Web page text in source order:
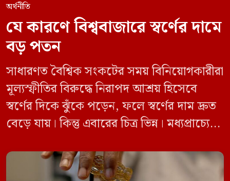
অর্থনীতি
যে কারণে বিশ্ববাজারে স্বর্ণের দামে
বড় পতন
সাধারণত বৈশ্বিক সংকটের সময় বিনিয়োগকারীরা
মূল্যস্ফীতির বিরুদ্ধে নিরাপদ আশ্রয় হিসেবে
স্বর্ণের দিকে ঝুঁকে পড়েন, ফলে স্বর্ণের দাম দ্রুত
বেড়ে যায়। কিন্তু এবারের চিত্র ভিন্ন। মধ্যপ্রাচ্যে
এবার এমন চিত্র দেখা যাচ্ছে না। এর বদলে স্বর্ণের
দাম কমছে। জানুয়ারিতে প্রতি আউন্স স্বর্ণের দাম